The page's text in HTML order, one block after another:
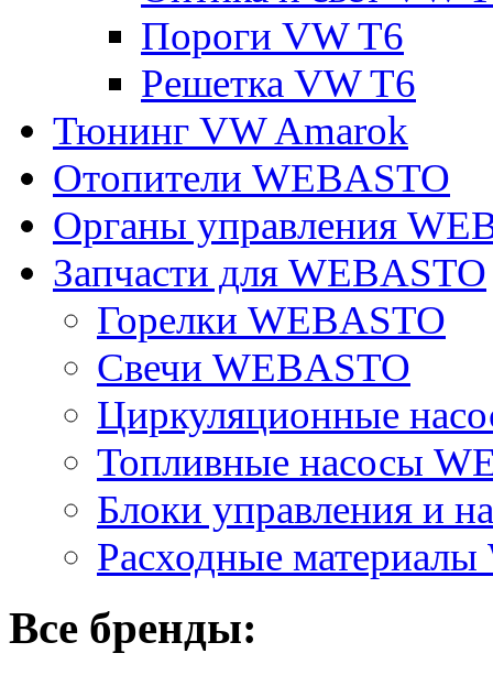
Пороги VW T6
Решетка VW T6
Тюнинг VW Amarok
Отопители WEBASTO
Органы управления
Запчасти для WEBASTO
Горелки WEBASTO
Свечи WEBASTO
Циркуляционные
Топливные насосы
Блоки управления и
Расходные
Все бренды: